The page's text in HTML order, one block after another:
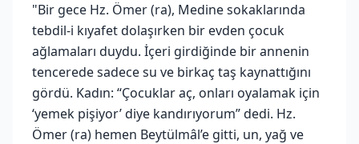
"Bir gece Hz. Ömer (ra), Medine sokaklarında
tebdil-i kıyafet dolaşırken bir evden çocuk
ağlamaları duydu. İçeri girdiğinde bir annenin
tencerede sadece su ve birkaç taş kaynattığını
gördü. Kadın: “Çocuklar aç, onları oyalamak için
‘yemek pişiyor’ diye kandırıyorum” dedi. Hz.
Ömer (ra) hemen Beytülmâl’e gitti, un, yağ ve